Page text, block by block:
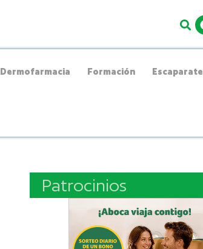
Dermofarmacia Formación Escaparate
Patrocinios